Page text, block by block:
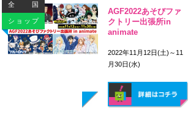
全国
ショップ
AGF2022あそびファ
クトリー出張所in
animate
2022年11月12日(土)～11
月30日(水)